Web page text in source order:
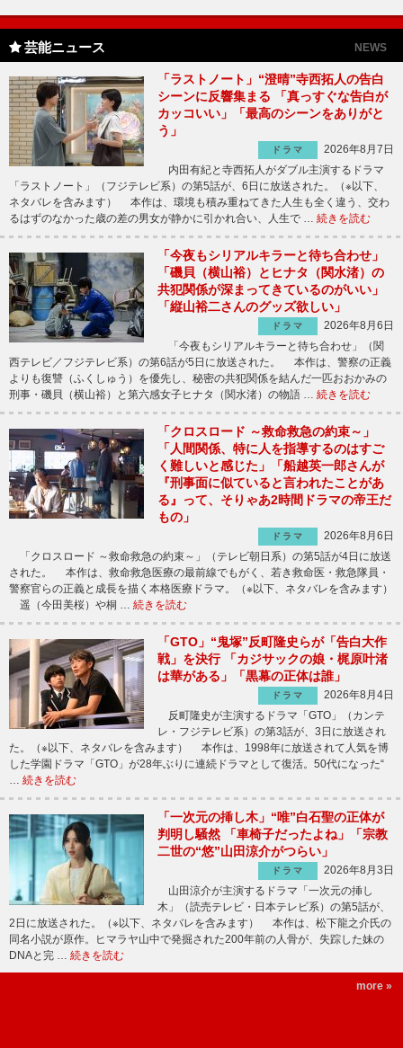
芸能ニュース NEWS
「ラストノート」“澄晴”寺西拓人の告白
シーンに反響集まる 「真っすぐな告白が
カッコいい」「最高のシーンをありがと
う」
ドラマ
2026年8月7日
内田有紀と寺西拓人がダブル主演するドラマ
「ラストノート」（フジテレビ系）の第5話が、6日に放送された。（※以下、
ネタバレを含みます） 本作は、環境も積み重ねてきた人生も全く違う、交わ
るはずのなかった歳の差の男女が静かに引かれ合い、人生で … 続きを読む
「今夜もシリアルキラーと待ち合わせ」
「磯貝（横山裕）とヒナタ（関水渚）の
共犯関係が深まってきているのがいい」
「縦山裕二さんのグッズ欲しい」
ドラマ
2026年8月6日
「今夜もシリアルキラーと待ち合わせ」（関
西テレビ／フジテレビ系）の第6話が5日に放送された。 本作は、警察の正義
よりも復讐（ふくしゅう）を優先し、秘密の共犯関係を結んだ一匹おおかみの
刑事・磯貝（横山裕）と第六感女子ヒナタ（関水渚）の物語 … 続きを読む
「クロスロード ～救命救急の約束～」
「人間関係、特に人を指導するのはすご
く難しいと感じた」「船越英一郎さんが
『刑事面に似ていると言われたことがあ
る』って、そりゃあ2時間ドラマの帝王だ
もの」
ドラマ
2026年8月6日
「クロスロード ～救命救急の約束～」（テレビ朝日系）の第5話が4日に放送
された。 本作は、救命救急医療の最前線でもがく、若き救命医・救急隊員・
警察官らの正義と成長を描く本格医療ドラマ。（※以下、ネタバレを含みます）
遥（今田美桜）や桐 … 続きを読む
「GTO」“鬼塚”反町隆史らが「告白大作
戦」を決行 「カジサックの娘・梶原叶渚
は華がある」「黒幕の正体は誰」
ドラマ
2026年8月4日
反町隆史が主演するドラマ「GTO」（カンテ
レ・フジテレビ系）の第3話が、3日に放送され
た。（※以下、ネタバレを含みます） 本作は、1998年に放送されて人気を博
した学園ドラマ「GTO」が28年ぶりに連続ドラマとして復活。50代になった“
… 続きを読む
「一次元の挿し木」“唯”白石聖の正体が
判明し騒然 「車椅子だったよね」「宗教
二世の“悠”山田涼介がつらい」
ドラマ
2026年8月3日
山田涼介が主演するドラマ「一次元の挿し
木」（読売テレビ・日本テレビ系）の第5話が、
2日に放送された。（※以下、ネタバレを含みます） 本作は、松下龍之介氏の
同名小説が原作。ヒマラヤ山中で発掘された200年前の人骨が、失踪した妹の
DNAと完 … 続きを読む
more »